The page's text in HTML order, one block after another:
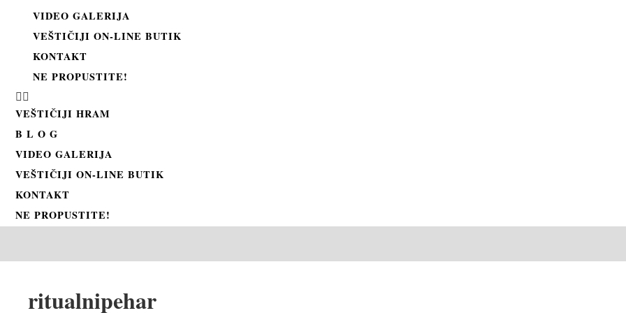
VIDEO GALERIJA
VEŠTIČIJI ON-LINE BUTIK
KONTAKT
NE PROPUSTITE!
VEŠTIČIJI HRAM
B L O G
VIDEO GALERIJA
VEŠTIČIJI ON-LINE BUTIK
KONTAKT
NE PROPUSTITE!
ritualnipehar